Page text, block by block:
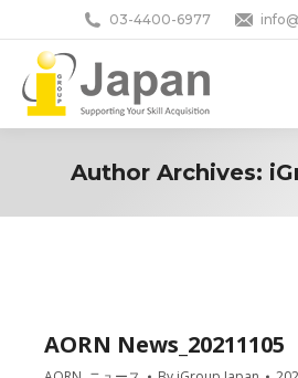
03-4400-6977
Author Archives:
AORN News_20211105